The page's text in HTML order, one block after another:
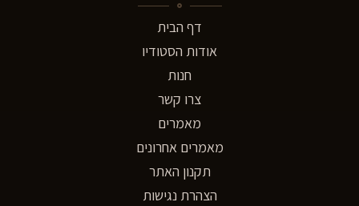
דף הבית
אודות הסטודיו
חנות
צרו קשר
מאמרים
מאמרים אחרונים
תקנון האתר
הצהרת נגישות